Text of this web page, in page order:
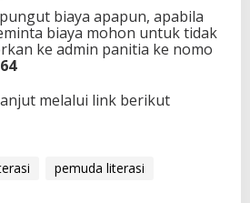
biaya apapun, apabila
biaya mohon untuk tidak
ke admin panitia ke nomo
melalui link berikut
pemuda literasi